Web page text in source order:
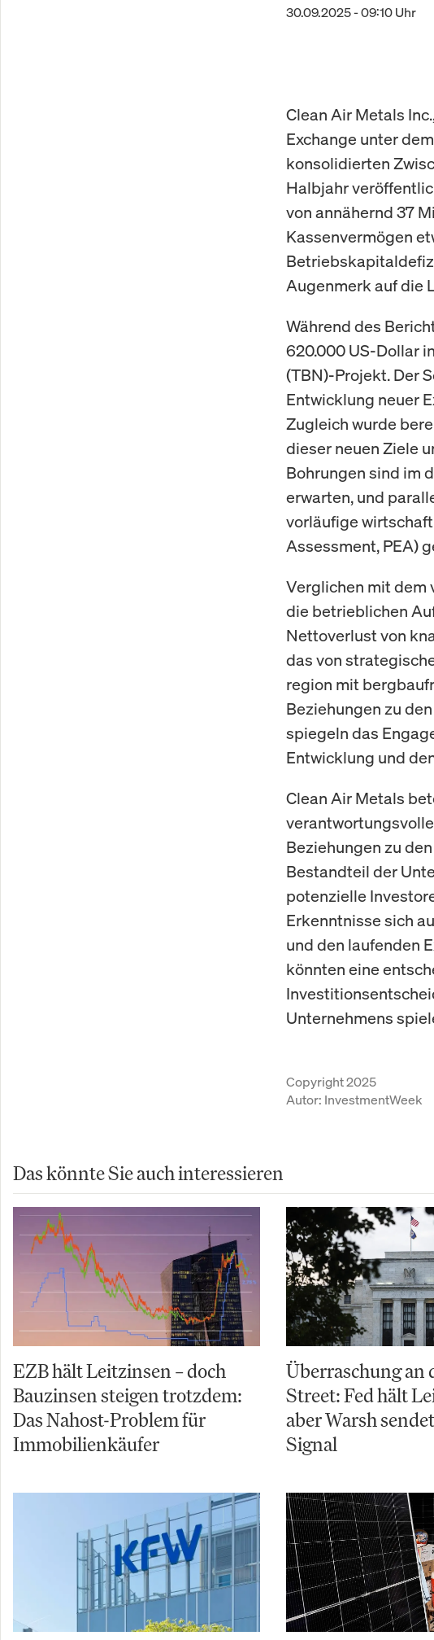
30.09.2025 - 09:10 Uhr
Clean Air Metals
Exchange unter
konsolidierten
Halbjahr
von annähernd 37
Kassenvermögen
Augenmerk auf die
Während des
620.000 US-Dollar
(TBN)-Projekt. Der
Entwicklung neuer
Zugleich wurde
dieser neuen Ziele
Bohrungen sind im
erwarten, und
vorläufige
Assessment, PEA)
Verglichen mit dem
die betrieblichen
Nettoverlust von
das von
region mit
Beziehungen zu
spiegeln das
Entwicklung und
Clean Air Metals
Beziehungen zu
Bestandteil der
potenzielle
Erkenntnisse sich
und den laufenden
könnten eine
Unternehmens
Copyright 2025
Autor: InvestmentWeek
Das könnte Sie auch interessieren
EZB hält Leitzinsen – doch
Bauzinsen steigen trotzdem:
Das Nahost-Problem für
Immobilienkäufer
Überraschung an
Street: Fed hält
aber Warsh
Signal